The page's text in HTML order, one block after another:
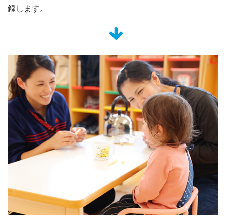
録します。